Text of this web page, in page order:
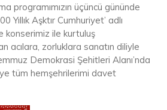
programımızın üçüncü gününde
Yıllık Aşktır Cumhuriyet’ adlı
konserimiz ile kurtuluş
acılara, zorluklara sanatın diliyle
Demokrasi Şehitleri Alanı’nda
tüm hemşehrilerimi davet